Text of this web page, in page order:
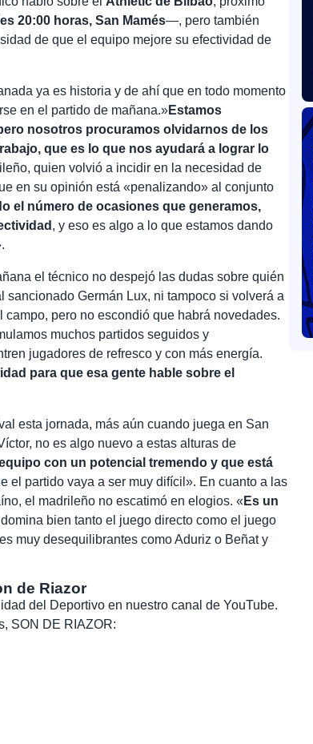
20:00 horas, San Mamés—, pero también
de que el equipo mejore su efectividad de
ya es historia y de ahí que en todo momento
en el partido de mañana.»Estamos
nosotros procuramos olvidarnos de los
que es lo que nos ayudará a lograr lo
quien volvió a incidir en la necesidad de
en su opinión está «penalizando» al conjunto
el número de ocasiones que generamos,
, y eso es algo a lo que estamos dando
el técnico no despejó las dudas sobre quién
sancionado Germán Lux, ni tampoco si volverá a
pero no escondió que habrá novedades.
muchos partidos seguidos y
jugadores de refresco y con más energía.
para que esa gente hable sobre el
esta jornada, más aún cuando juega en San
no es algo nuevo a estas alturas de
con un potencial tremendo y que está
el partido vaya a ser muy difícil». En cuanto a las
el madrileño no escatimó en elogios. « Es un
domina bien tanto el juego directo como el juego
muy desequilibrantes como Aduriz o Beñat y
de Riazor
del Deportivo en nuestro canal de YouTube.
SON DE RIAZOR: